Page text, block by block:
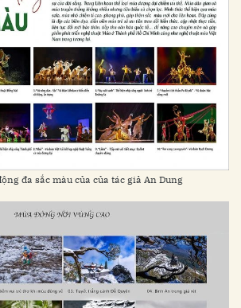
đa sắc màu của của tác giả An Dung